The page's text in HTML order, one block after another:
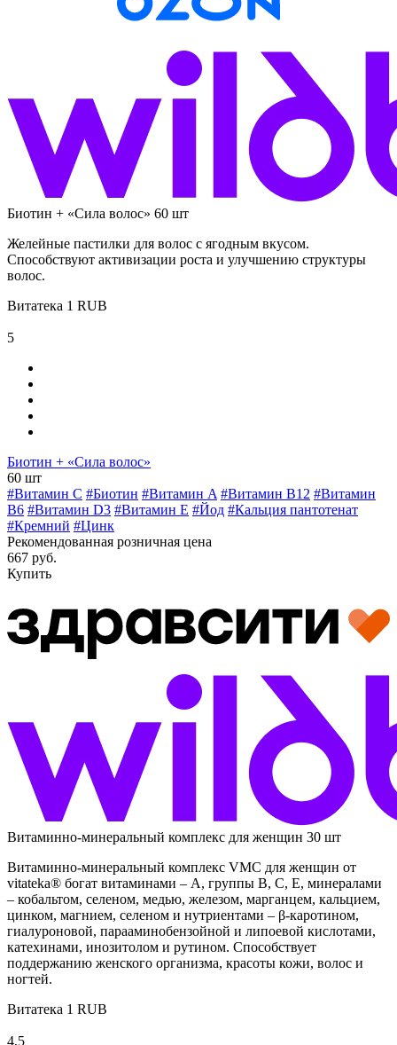
Биотин + «Сила волос» 60 шт
Желейные пастилки для волос с ягодным вкусом.
Способствуют активизации роста и улучшению структуры
волос.
Витатека 1 RUB
5
Биотин + «Сила волос»
60 шт
#Витамин C #Биотин #Витамин A #Витамин B12 #Витамин
B6 #Витамин D3 #Витамин E #Йод #Кальция пантотенат
#Кремний #Цинк
Рекомендованная розничная цена
667 руб.
Купить
Витаминно-минеральный комплекс для женщин 30 шт
Витаминно-минеральный комплекс VMC для женщин от
vitateka® богат витаминами – А, группы В, С, Е, минералами
– кобальтом, селеном, медью, железом, марганцем, кальцием,
цинком, магнием, селеном и нутриентами – β-каротином,
гиалуроновой, парааминобензойной и липоевой кислотами,
катехинами, инозитолом и рутином. Способствует
поддержанию женского организма, красоты кожи, волос и
ногтей.
Витатека 1 RUB
4,5